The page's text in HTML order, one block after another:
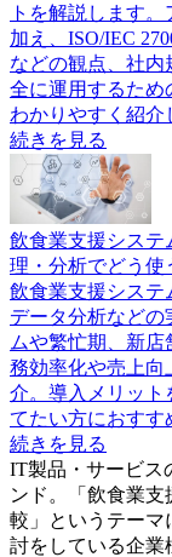
トを解説します
加え、ISO/IEC
などの観点、社
全に運用するため
わかりやすく紹介
続きを見る
飲食業支援システ
理・分析でどう使
飲食業支援システ
データ分析などの
ムや繁忙期、新
務効率化や売上向
介。導入メリット
てたい方におすす
続きを見る
IT製品・サービス
ンド。「 飲食業支
較 」というテーマ
討をしている企業